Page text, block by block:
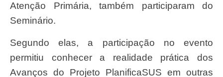
Atenção Primária, também participaram do
Seminário.
Segundo elas, a participação no evento
permitiu conhecer a realidade prática dos
Avanços do Projeto PlanificaSUS em outras